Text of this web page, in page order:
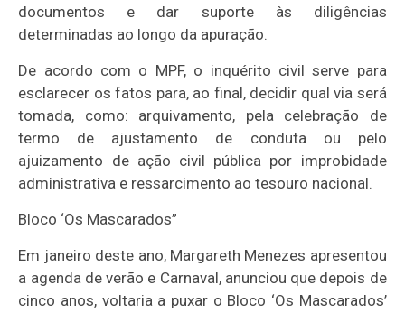
documentos e dar suporte às diligências
determinadas ao longo da apuração.
De acordo com o MPF, o inquérito civil serve para
esclarecer os fatos para, ao final, decidir qual via será
tomada, como: arquivamento, pela celebração de
termo de ajustamento de conduta ou pelo
ajuizamento de ação civil pública por improbidade
administrativa e ressarcimento ao tesouro nacional.
Bloco ‘Os Mascarados”
Em janeiro deste ano, Margareth Menezes apresentou
a agenda de verão e Carnaval, anunciou que depois de
cinco anos, voltaria a puxar o Bloco ‘Os Mascarados’